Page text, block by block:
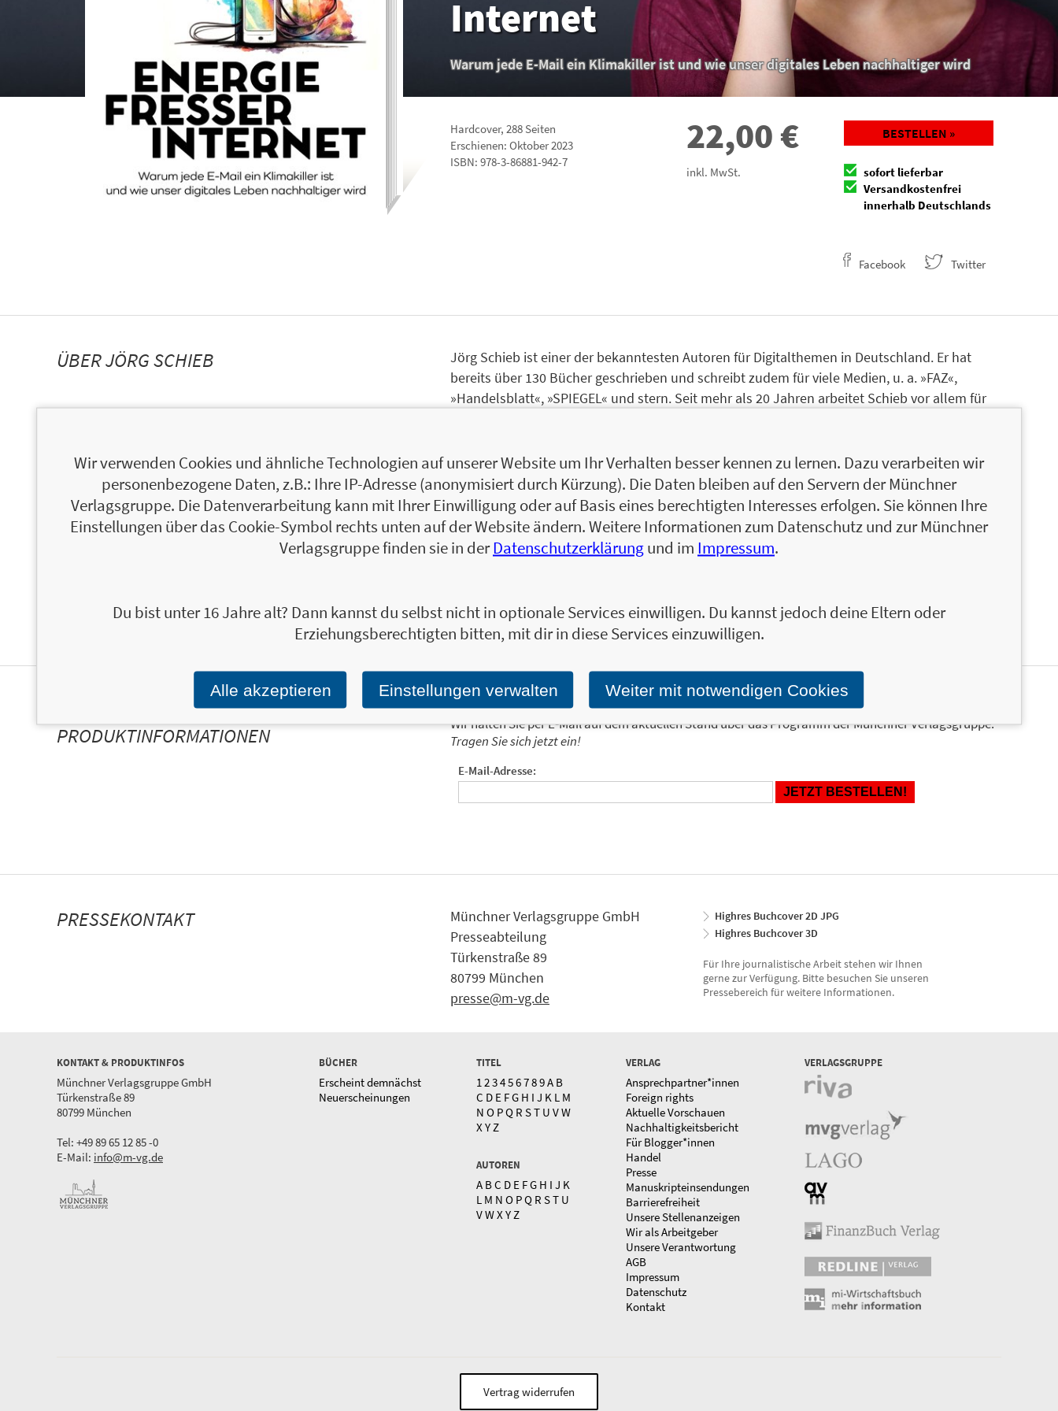
Internet
Warum jede E-Mail ein Klimakiller ist und wie unser digitales Leben nachhaltiger wird
Hardcover, 288 Seiten
Erschienen: Oktober 2023
ISBN: 978-3-86881-942-7
22,00€
inkl. MwSt.
BESTELLEN »
sofort lieferbar
Versandkostenfrei
innerhalb Deutschlands
Facebook Twitter
ÜBER JÖRG SCHIEB
Jörg Schieb ist einer der bekanntesten Autoren für Digitalthemen in Deutschland. Er hat
bereits über 130 Bücher geschrieben und schreibt zudem für viele Medien, u. a. »FAZ«,
»Handelsblatt«, »SPIEGEL« und stern. Seit mehr als 20 Jahren arbeitet Schieb vor allem für
Professur Finance an der Technischen Universität Dortmund inne und ist Direktor des
Zentrums Finance, Risk and Resource Management (FiRRM). Sein Forschungsschwerpunkt
liegt auf dem Gebiet des Risiko- und Ressourcenmanagements, hier insbesondere dem
Umgang mit großen Datenmengen (Big Data) und maschinellem Lernen (künstliche
Intelligenz). Er publiziert regelmäßig in internationalen Journalen und hat einen Lehrbuch-
Bestseller zum Risikomanagement verfasst. Er spricht auf zahlreichen internationalen
PERSONALISIERTE
PRODUKTINFORMATIONEN
Ja, ich will über interessante Neuerscheinungen und ähnliche Produkte informiert werden.
Wir halten Sie per E-Mail auf dem aktuellen Stand über das Programm der Münchner Verlagsgruppe.
Tragen Sie sich jetzt ein!
E-Mail-Adresse:
PRESSEKONTAKT
Münchner Verlagsgruppe GmbH
Presseabteilung
Türkenstraße 89
80799 München
presse@m-vg.de
Highres Buchcover 2D JPG
Highres Buchcover 3D
Für Ihre journalistische Arbeit stehen wir Ihnen
gerne zur Verfügung. Bitte besuchen Sie unseren
Pressebereich für weitere Informationen.
KONTAKT & PRODUKTINFOS
Münchner Verlagsgruppe GmbH
Türkenstraße 89
80799 München
Tel: +49 89 65 12 85 -0
E-Mail: info@m-vg.de
BÜCHER
Erscheint demnächst
Neuerscheinungen
TITEL
1 23456789A B
C D E FG H I J K L M
N O PQ R ST U VW
X Y Z
AUTOREN
A BC D E FG H I J K
L M N O PQ R ST U
VWX Y Z
VERLAG
Ansprechpartner*innen
Foreign rights
Aktuelle Vorschauen
Nachhaltigkeitsbericht
Für Blogger*innen
Handel
Presse
Manuskripteinsendungen
Barrierefreiheit
Unsere Stellenanzeigen
Wir als Arbeitgeber
Unsere Verantwortung
AGB
Impressum
Datenschutz
Kontakt
VERLAGSGRUPPE
Vertrag widerrufen
Wir verwenden Cookies und ähnliche Technologien auf unserer Website um Ihr Verhalten besser kennen zu lernen. Dazu verarbeiten wir
personenbezogene Daten, z.B.: Ihre IP-Adresse (anonymisiert durch Kürzung). Die Daten bleiben auf den Servern der Münchner
Verlagsgruppe. Die Datenverarbeitung kann mit Ihrer Einwilligung oder auf Basis eines berechtigten Interesses erfolgen. Sie können Ihre
Einstellungen über das Cookie-Symbol rechts unten auf der Website ändern. Weitere Informationen zum Datenschutz und zur Münchner
Verlagsgruppe finden sie in derDatenschutzerklärungund im Impressum.
Du bist unter 16 Jahre alt? Dann kannst du selbst nicht in optionale Services einwilligen. Du kannst jedoch deine Eltern oder
Erziehungsberechtigten bitten, mit dir in diese Services einzuwilligen.
Alle akzeptieren Einstellungen verwalten Weiter mit notwendigen Cookies